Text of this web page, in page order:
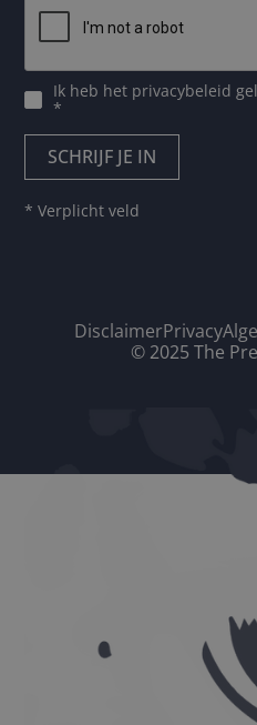
Ik heb het privacybeleid
*
* Verplicht veld
DisclaimerPrivacy
© 2025 The